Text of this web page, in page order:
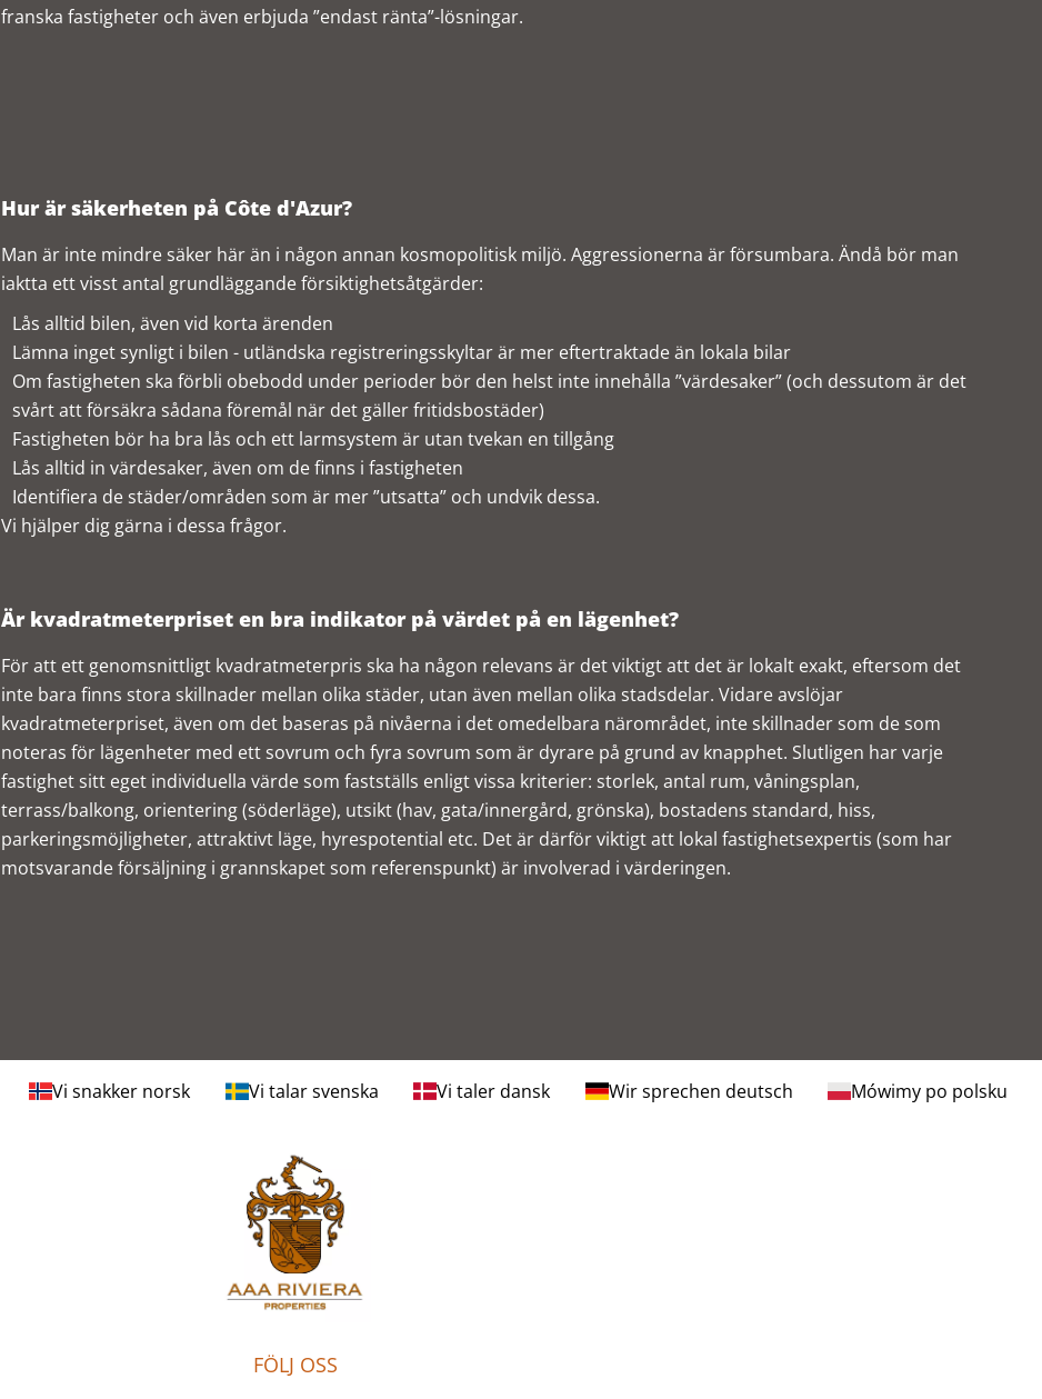
franska fastigheter och även erbjuda ”endast ränta”-lösningar.
Hur är säkerheten på Côte d'Azur?
Man är inte mindre säker här än i någon annan kosmopolitisk miljö. Aggressionerna är försumbara. Ändå bör man
iaktta ett visst antal grundläggande försiktighetsåtgärder:
Lås alltid bilen, även vid korta ärenden
Lämna inget synligt i bilen - utländska registreringsskyltar är mer eftertraktade än lokala bilar
Om fastigheten ska förbli obebodd under perioder bör den helst inte innehålla ”värdesaker” (och dessutom är det
svårt att försäkra sådana föremål när det gäller fritidsbostäder)
Fastigheten bör ha bra lås och ett larmsystem är utan tvekan en tillgång
Lås alltid in värdesaker, även om de finns i fastigheten
Identifiera de städer/områden som är mer ”utsatta” och undvik dessa.
Vi hjälper dig gärna i dessa frågor.
Är kvadratmeterpriset en bra indikator på värdet på en lägenhet?
För att ett genomsnittligt kvadratmeterpris ska ha någon relevans är det viktigt att det är lokalt exakt, eftersom det
inte bara finns stora skillnader mellan olika städer, utan även mellan olika stadsdelar. Vidare avslöjar
kvadratmeterpriset, även om det baseras på nivåerna i det omedelbara närområdet, inte skillnader som de som
noteras för lägenheter med ett sovrum och fyra sovrum som är dyrare på grund av knapphet. Slutligen har varje
fastighet sitt eget individuella värde som fastställs enligt vissa kriterier: storlek, antal rum, våningsplan,
terrass/balkong, orientering (söderläge), utsikt (hav, gata/innergård, grönska), bostadens standard, hiss,
parkeringsmöjligheter, attraktivt läge, hyrespotential etc. Det är därför viktigt att lokal fastighetsexpertis (som har
motsvarande försäljning i grannskapet som referenspunkt) är involverad i värderingen.
Vi snakker norsk Vi talar svenska Vi taler dansk Wir sprechen deutsch Mówimy po polsku
FÖLJ OSS